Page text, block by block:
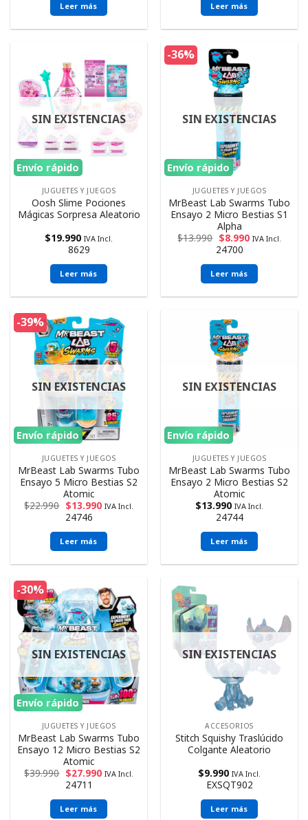
Leer más Leer más
Envío rápido
SIN EXISTENCIAS
JUGUETES Y JUEGOS
Oosh Slime Pociones
Mágicas Sorpresa Aleatorio
$19.990 IVA Incl.
8629
Leer más
-36%
Envío rápido
SIN EXISTENCIAS
JUGUETES Y JUEGOS
MrBeast Lab Swarms Tubo
Ensayo 2 Micro Bestias S1
Alpha
$13.990 $8.990 IVA Incl.
24700
Leer más
-39%
Envío rápido
SIN EXISTENCIAS
JUGUETES Y JUEGOS
MrBeast Lab Swarms Tubo
Ensayo 5 Micro Bestias S2
Atomic
$22.990 $13.990 IVA Incl.
24746
Leer más
Envío rápido
SIN EXISTENCIAS
JUGUETES Y JUEGOS
MrBeast Lab Swarms Tubo
Ensayo 2 Micro Bestias S2
Atomic
$13.990 IVA Incl.
24744
Leer más
-30%
Envío rápido
SIN EXISTENCIAS
JUGUETES Y JUEGOS
MrBeast Lab Swarms Tubo
Ensayo 12 Micro Bestias S2
Atomic
$39.990 $27.990 IVA Incl.
24711
Leer más
SIN EXISTENCIAS
ACCESORIOS
Stitch Squishy Traslúcido
Colgante Aleatorio
$9.990 IVA Incl.
EXSQT902
Leer más